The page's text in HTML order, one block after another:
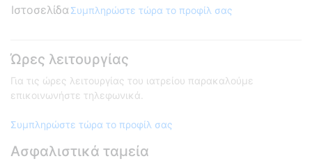
Ιστοσελίδα Συμπληρώστε τώρα το προφίλ σας
Ώρες λειτουργίας
Για τις ώρες λειτουργίας του ιατρείου παρακαλούμε
επικοινωνήστε τηλεφωνικά.
Συμπληρώστε τώρα το προφίλ σας
Ασφαλιστικά ταμεία